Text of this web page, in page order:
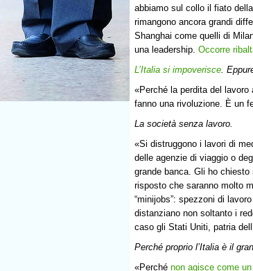
abbiamo sul collo il fiato
rimangono ancora grandi
Shanghai come quelli di
una leadership. Occorre
L’Italia si impoverisce .
«Perché la perdita del
fanno una rivoluzione. È un
La società senza lavoro.
«Si distruggono i lavori di
delle agenzie di viaggio o
grande banca. Gli ho
risposto che saranno molto
“minijobs”: spezzoni di
distanziano non soltanto i
caso gli Stati Uniti, patria
Perché proprio l’Italia è il
«Perché non agisce come